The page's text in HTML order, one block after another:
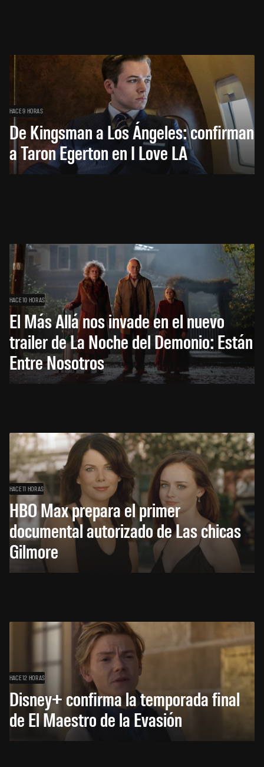
HACE 9 HORAS
De Kingsman a Los Ángeles: confirman
a Taron Egerton en I Love LA
HACE 10 HORAS
El Más Allá nos invade en el nuevo
trailer de La Noche del Demonio: Están
Entre Nosotros
HACE 11 HORAS
HBO Max prepara el primer
documental autorizado de Las chicas
Gilmore
HACE 12 HORAS
Disney+ confirma la temporada final
de El Maestro de la Evasión